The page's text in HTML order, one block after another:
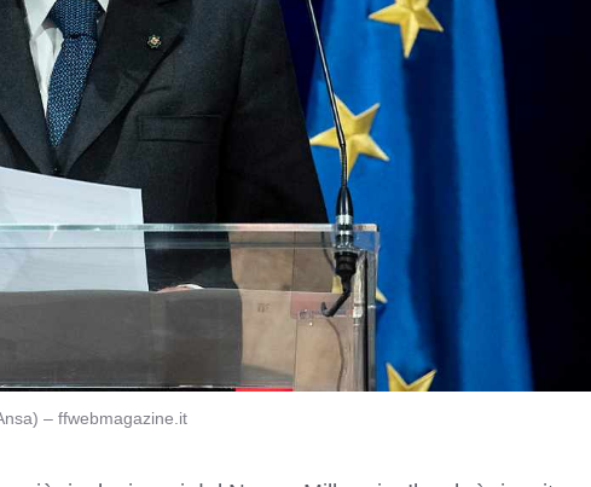
– ffwebmagazine.it